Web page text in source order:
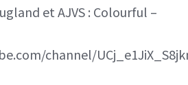
et AJVS : Colourful –
channel/